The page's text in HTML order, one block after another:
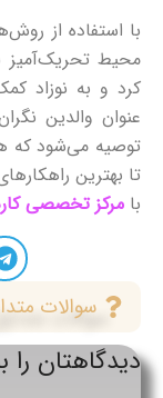
با استفاده از
محیط تحریک‌آمیز
کرد و به نوزاد
عنوان والدین
توصیه می‌شود که
تا بهترین
با مرکز تخصصی
سوالات
دیدگاهتان را